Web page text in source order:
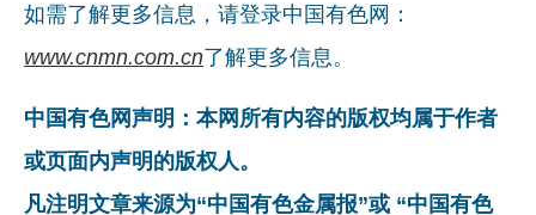
如需了解更多信息，请登录中国有色网：
www.cnmn.com.cn了解更多信息。
中国有色网声明：本网所有内容的版权均属于作者
或页面内声明的版权人。
凡注明文章来源为“中国有色金属报”或 “中国有色